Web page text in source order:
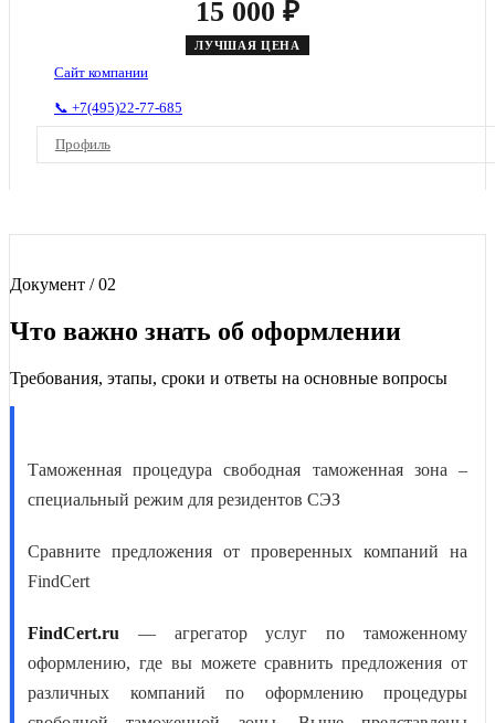
15 000 ₽
ЛУЧШАЯ ЦЕНА
Сайт компании
📞 +7(495)22-77-685
Профиль
Документ / 02
Что важно знать об оформлении
Требования, этапы, сроки и ответы на основные вопросы
Таможенная процедура свободная таможенная зона –
специальный режим для резидентов СЭЗ
Сравните предложения от проверенных компаний на
FindCert
FindCert.ru — агрегатор услуг по таможенному
оформлению, где вы можете сравнить предложения от
различных компаний по оформлению процедуры